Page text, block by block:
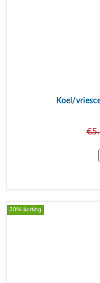
Koel/
30% korting